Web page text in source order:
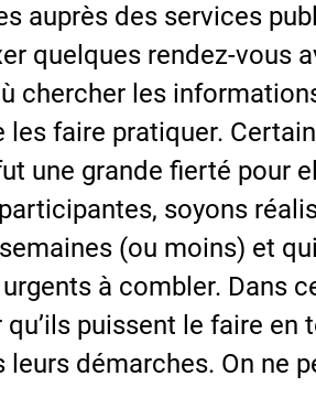
auprès des services
quelques rendez-vous
chercher les
faire pratiquer.
une grande fierté pour
soyons
(ou moins) et
à combler. Dans
puissent le faire
démarches. On ne